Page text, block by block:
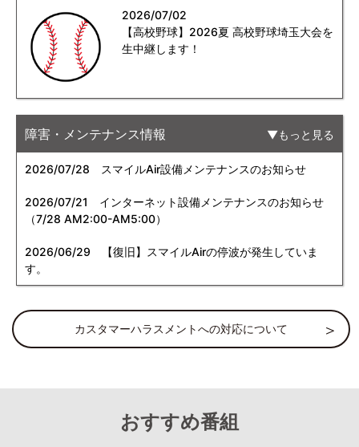
2026/07/02
【高校野球】2026夏 高校野球埼玉大会を
生中継します！
障害・メンテナンス情報 もっと見る
2026/07/28 スマイルAir設備メンテナンスのお知らせ
2026/07/21
インターネット設備メンテナンスのお知らせ
（7/28 AM2:00-AM5:00）
2026/06/29 【復旧】スマイルAirの停波が発生していま
す。
カスタマーハラスメントへの対応について
おすすめ番組